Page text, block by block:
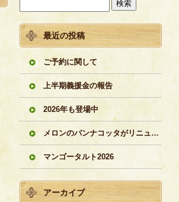
最近の投稿
ご予約に関して
上半期義援金の報告
2026年も登場中
メロンのパンナコッタがリニューアル
マンゴータルト2026
アーカイブ